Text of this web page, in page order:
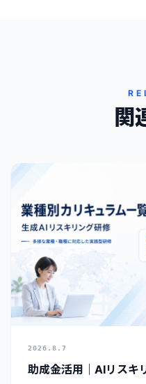
関
2026.8.7
助成金活用｜AIリスキ